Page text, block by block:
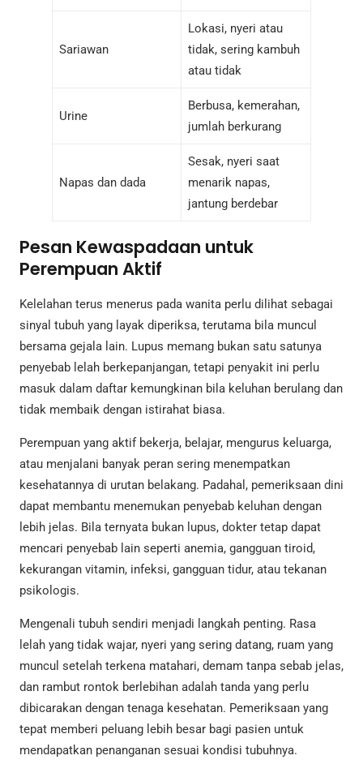
Sariawan
Lokasi, nyeri atau
tidak, sering kambuh
atau tidak
Urine
Berbusa, kemerahan,
jumlah berkurang
Napas dan dada
Sesak, nyeri saat
menarik napas,
jantung berdebar
Pesan Kewaspadaan untuk
Perempuan Aktif
Kelelahan terus menerus pada wanita perlu dilihat sebagai
sinyal tubuh yang layak diperiksa, terutama bila muncul
bersama gejala lain. Lupus memang bukan satu satunya
penyebab lelah berkepanjangan, tetapi penyakit ini perlu
masuk dalam daftar kemungkinan bila keluhan berulang dan
tidak membaik dengan istirahat biasa.
Perempuan yang aktif bekerja, belajar, mengurus keluarga,
atau menjalani banyak peran sering menempatkan
kesehatannya di urutan belakang. Padahal, pemeriksaan dini
dapat membantu menemukan penyebab keluhan dengan
lebih jelas. Bila ternyata bukan lupus, dokter tetap dapat
mencari penyebab lain seperti anemia, gangguan tiroid,
kekurangan vitamin, infeksi, gangguan tidur, atau tekanan
psikologis.
Mengenali tubuh sendiri menjadi langkah penting. Rasa
lelah yang tidak wajar, nyeri yang sering datang, ruam yang
muncul setelah terkena matahari, demam tanpa sebab jelas,
dan rambut rontok berlebihan adalah tanda yang perlu
dibicarakan dengan tenaga kesehatan. Pemeriksaan yang
tepat memberi peluang lebih besar bagi pasien untuk
mendapatkan penanganan sesuai kondisi tubuhnya.